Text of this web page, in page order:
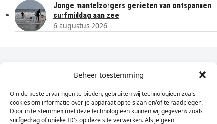
Beheer toestemming
Om de beste ervaringen te bieden, gebruiken wij technologieën zoals
cookies om informatie over je apparaat op te slaan en/of te raadplegen.
Door in te stemmen met deze technologieën kunnen wij gegevens zoals
surfgedrag of unieke ID's op deze site verwerken. Als je geen
Jonge mantelzorgers genieten van ontspannen
surfmiddag aan zee
6 augustus 2026
Dagelijks het laatste nieuws in je e-mail?
Vul
hier
je